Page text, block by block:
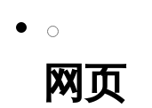
网页